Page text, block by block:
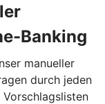
Banking
manueller
durch jeden
Vorschlagslisten